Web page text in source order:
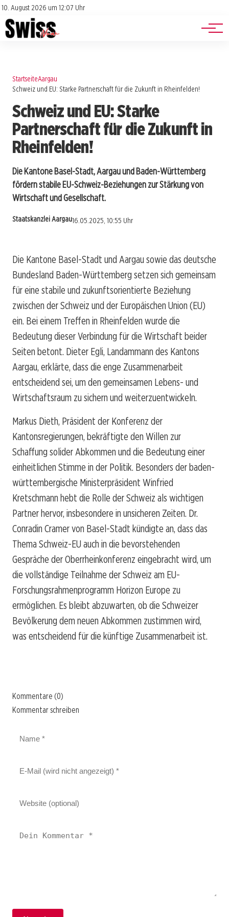
10. August 2026 um 12:07 Uhr
Impressum
Datenschutz
Jobs
Events
StartseiteAargau
Schweiz und EU: Starke Partnerschaft für die Zukunft in Rheinfelden!
Schweiz und EU: Starke
Partnerschaft für die Zukunft in
Rheinfelden!
Die Kantone Basel-Stadt, Aargau und Baden-Württemberg
fördern stabile EU-Schweiz-Beziehungen zur Stärkung von
Wirtschaft und Gesellschaft.
Staatskanzlei Aargau16.05.2025, 10:55 Uhr
Die Kantone Basel-Stadt und Aargau sowie das deutsche
Bundesland Baden-Württemberg setzen sich gemeinsam
für eine stabile und zukunftsorientierte Beziehung
zwischen der Schweiz und der Europäischen Union (EU)
ein. Bei einem Treffen in Rheinfelden wurde die
Bedeutung dieser Verbindung für die Wirtschaft beider
Seiten betont. Dieter Egli, Landammann des Kantons
Aargau, erklärte, dass die enge Zusammenarbeit
entscheidend sei, um den gemeinsamen Lebens- und
Wirtschaftsraum zu sichern und weiterzuentwickeln.
Markus Dieth, Präsident der Konferenz der
Kantonsregierungen, bekräftigte den Willen zur
Schaffung solider Abkommen und die Bedeutung einer
einheitlichen Stimme in der Politik. Besonders der baden-
württembergische Ministerpräsident Winfried
Kretschmann hebt die Rolle der Schweiz als wichtigen
Partner hervor, insbesondere in unsicheren Zeiten. Dr.
Conradin Cramer von Basel-Stadt kündigte an, dass das
Thema Schweiz-EU auch in die bevorstehenden
Gespräche der Oberrheinkonferenz eingebracht wird, um
die vollständige Teilnahme der Schweiz am EU-
Forschungsrahmenprogramm Horizon Europe zu
ermöglichen. Es bleibt abzuwarten, ob die Schweizer
Bevölkerung dem neuen Abkommen zustimmen wird,
was entscheidend für die künftige Zusammenarbeit ist.
Kommentare (0)
Kommentar schreiben